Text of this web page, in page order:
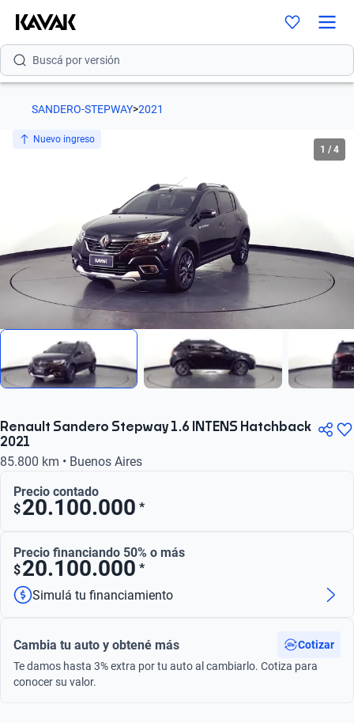
Buscá por modelo
Buscá por versión
Buscá por año
SANDERO-STEPWAY>2021
Nuevo ingreso
1 / 4
Renault Sandero Stepway 1.6 INTENS Hatchback
2021
85.800 km • Buenos Aires
Precio contado
$20.100.000 *
Precio financiando 50% o más
$20.100.000 *
Simulá tu financiamiento
Cambia tu auto y obtené más
Cotizar
Te damos hasta 3% extra por tu auto al cambiarlo. Cotiza para
conocer su valor.